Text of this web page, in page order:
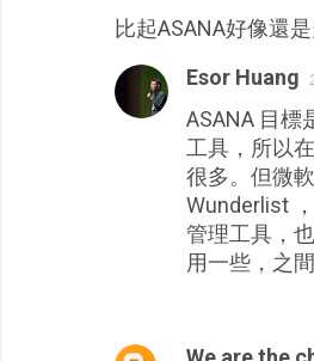
比起ASANA好像還
Esor Huang
ASANA 目標
工具，所以
很多。但微
Wunderlist
管理工具，
用一些，之